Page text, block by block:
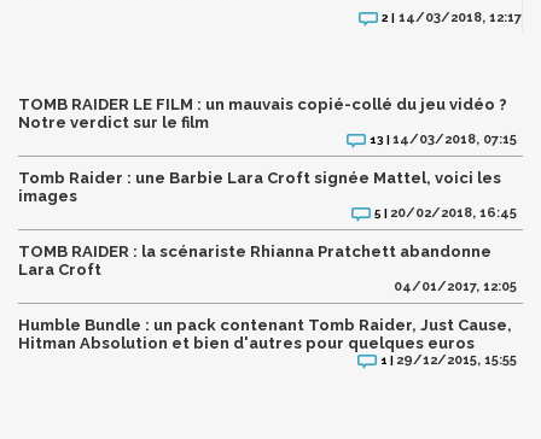
2 | 14/03/2018, 12:17
TOMB RAIDER LE FILM : un mauvais copié-collé du jeu vidéo ?
Notre verdict sur le film
13 |14/03/2018, 07:15
Tomb Raider : une Barbie Lara Croft signée Mattel, voici les
images
5 | 20/02/2018, 16:45
TOMB RAIDER : la scénariste Rhianna Pratchett abandonne
Lara Croft
04/01/2017, 12:05
Humble Bundle : un pack contenant Tomb Raider, Just Cause,
Hitman Absolution et bien d'autres pour quelques euros
1 | 29/12/2015, 15:55